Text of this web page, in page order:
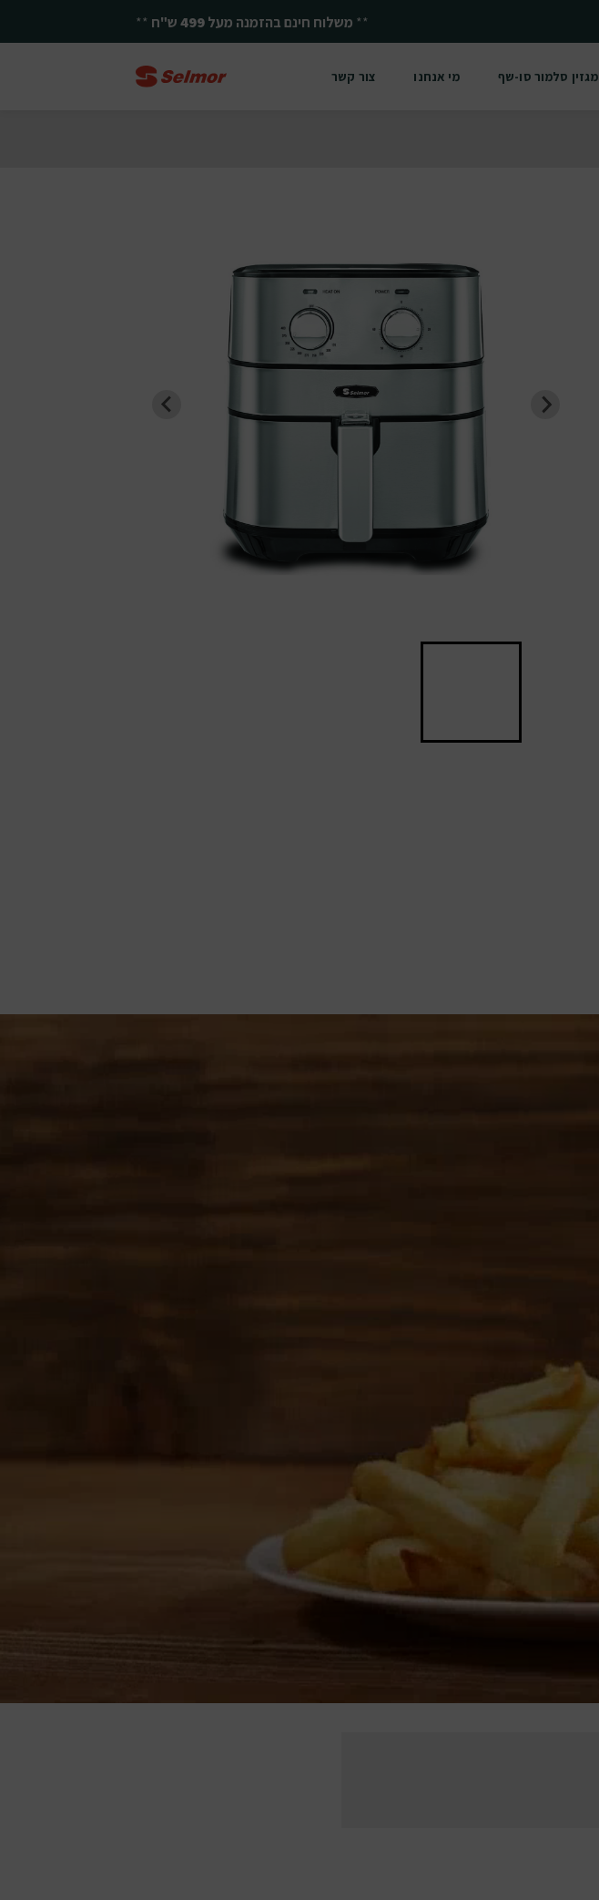
**יחד ננצח! **
מגזין סלמור סו-שף מי אנחנו צור קשר